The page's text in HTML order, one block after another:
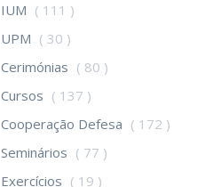
IUM ( 111 )
UPM ( 30 )
Cerimónias ( 80 )
Cursos ( 137 )
Cooperação Defesa ( 172 )
Seminários ( 77 )
Exercícios ( 19 )